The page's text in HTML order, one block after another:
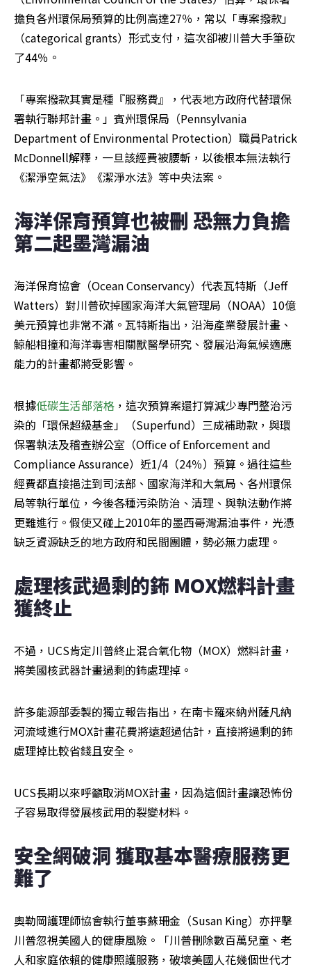
擔負各州環保局預算的比例高達27％，常以「專案撥款」
（categorical grants）形式支付，這次卻被川普大手筆砍
了44％。
「專案撥款其實是種『服務費』，代表地方政府代替環保
署執行聯邦計畫。」賓州環保局（Pennsylvania
Department of Environmental Protection）職員Patrick
McDonnell解釋，一旦該經費被腰斬，以後根本無法執行
《潔淨空氣法》《潔淨水法》等中央法案。
海洋保育預算也被刪 恐無力負擔
第二起墨灣漏油
海洋保育協會（Ocean Conservancy）代表瓦特斯（Jeff
Watters）對川普砍掉國家海洋大氣管理局（NOAA）10億
美元預算也非常不滿。瓦特斯指出，沿海產業發展計畫、
鯨船相撞和海洋毒害相關獸醫學研究、發展沿海氣候適應
能力的計畫都將受影響。
根據低碳生活部落格 ，這次預算案還打算減少專門整治污
染的「環保超級基金」（Superfund）三成補助款，與環
保署執法及稽查辦公室（Office of Enforcement and
Compliance Assurance）近1/4（24％）預算。過往這些
經費都直接挹注到司法部、國家海洋和大氣局、各州環保
局等執行單位，今後各種污染防治、清理、與執法動作將
更難進行。假使又碰上2010年的墨西哥灣漏油事件，光憑
缺乏資源缺乏的地方政府和民間團體，勢必無力處理。
處理核武過剩的鈽 MOX燃料計畫
獲終止
不過，UCS肯定川普終止混合氧化物（MOX）燃料計畫，
將美國核武器計畫過剩的鈽處理掉。
許多能源部委製的獨立報告指出，在南卡羅來納州薩凡納
河流域進行MOX計畫花費將遠超過估計，直接將過剩的鈽
處理掉比較省錢且安全。
UCS長期以來呼籲取消MOX計畫，因為這個計畫讓恐怖份
子容易取得發展核武用的裂變材料。
安全網破洞 獲取基本醫療服務更
難了
奧勒岡護理師協會執行董事蘇珊金（Susan King）亦抨擊
川普忽視美國人的健康風險。「川普刪除數百萬兒童、老
人和家庭依賴的健康照護服務，破壞美國人花幾個世代才